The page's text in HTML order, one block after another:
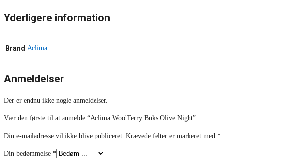
Yderligere information
Brand Aclima
Anmeldelser
Der er endnu ikke nogle anmeldelser.
Vær den første til at anmelde “Aclima WoolTerry Buks Olive Night”
Din e-mailadresse vil ikke blive publiceret. Krævede felter er markeret med *
Din bedømmelse *